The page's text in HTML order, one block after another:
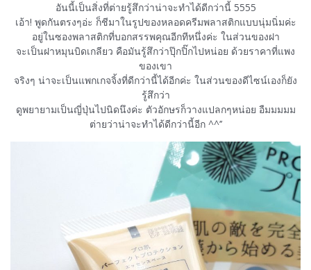
อันนี้เป็นสิ่งที่ต่ายรู้สึกว่าน่าจะทำได้ดีกว่านี้ 5555
เอ้า! พูดกันตรงๆอ่ะ ก็ชีมาในรูปของหลอดครีมพลาสติกแบบนุ่มนิ่มค่ะ
อยู่ในซองพลาสติกที่บอกสรรพคุณอีกทีหนึ่งค่ะ ในส่วนของฝา
จะเป็นฝาหมุนบิดเกลียว คือมันรู้สึกว่าปุ๊กปิ๊กไปหน่อย ด้วยราคาที่แพง
ของเขา
จริงๆ น่าจะเป็นแพกเกจจิ้งที่ดีกว่านี้ได้อีกค่ะ ในส่วนของดีไซน์เองก็ยัง
รู้สึกว่า
ดูพยายามเป็นญี่ปุ่นไปนิดนึงค่ะ ตัวอักษรก็วางแปลกๆหน่อย อืมมมมม
ต่ายว่าน่าจะทำได้ดีกว่านี้อีก ^^’’